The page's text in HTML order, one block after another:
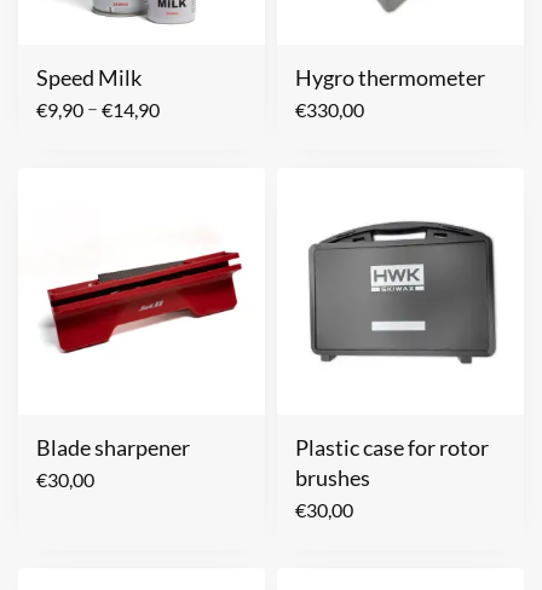
Speed Milk
€9,90 – €14,90
Hygro thermometer
€330,00
Blade sharpener
€30,00
Plastic case for rotor
brushes
€30,00